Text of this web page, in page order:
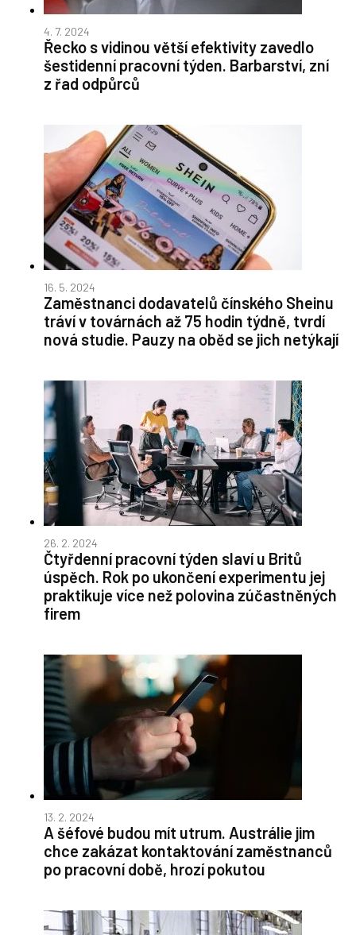
4. 7. 2024
Řecko s vidinou větší efektivity zavedlo
šestidenní pracovní týden. Barbarství, zní
z řad odpůrců
16. 5. 2024
Zaměstnanci dodavatelů čínského Sheinu
tráví v továrnách až 75 hodin týdně, tvrdí
nová studie. Pauzy na oběd se jich netýkají
26. 2. 2024
Čtyřdenní pracovní týden slaví u Britů
úspěch. Rok po ukončení experimentu jej
praktikuje více než polovina zúčastněných
firem
13. 2. 2024
A šéfové budou mít utrum. Austrálie jim
chce zakázat kontaktování zaměstnanců
po pracovní době, hrozí pokutou